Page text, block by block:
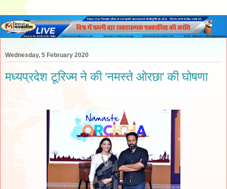
Wednesday, 5 February 2020
मध्यप्रदेश टूरिज्म ने की 'नमस्ते ओरछा' की घोषणा